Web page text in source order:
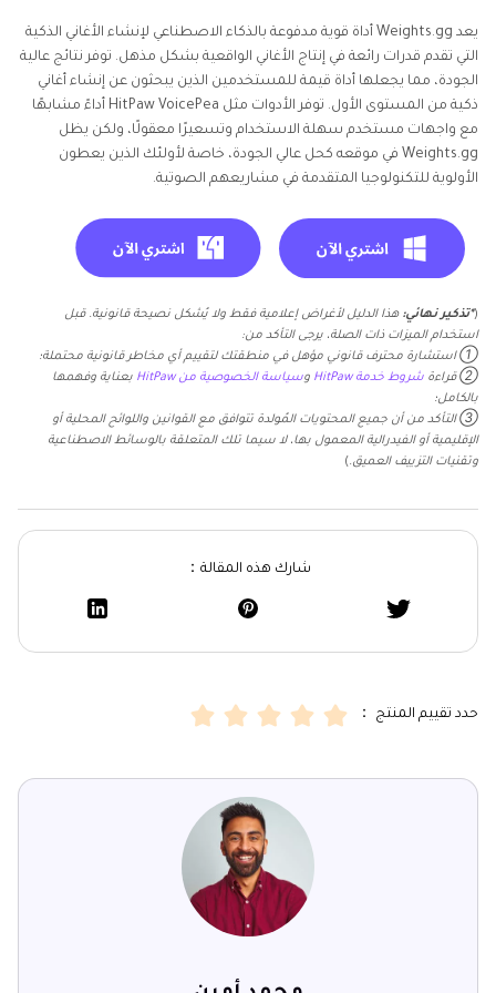
يعد Weights.gg أداة قوية مدفوعة بالذكاء الاصطناعي لإنشاء الأغاني الذكية
التي تقدم قدرات رائعة في إنتاج الأغاني الواقعية بشكل مذهل. توفر نتائج عالية
الجودة، مما يجعلها أداة قيمة للمستخدمين الذين يبحثون عن إنشاء أغاني
ذكية من المستوى الأول. توفر الأدوات مثل HitPaw VoicePea أداءً مشابهًا
مع واجهات مستخدم سهلة الاستخدام وتسعيرًا معقولًا، ولكن يظل
Weights.gg في موقعه كحل عالي الجودة، خاصة لأولئك الذين يعطون
الأولوية للتكنولوجيا المتقدمة في مشاريعهم الصوتية.
(*تذكير نهائي: هذا الدليل لأغراض إعلامية فقط ولا يُشكل نصيحة قانونية. قبل
استخدام الميزات ذات الصلة، يرجى التأكد من:
① استشارة محترف قانوني مؤهل في منطقتك لتقييم أي مخاطر قانونية محتملة؛
② قراءة شروط خدمة HitPaw وسياسة الخصوصية من HitPaw
بعناية وفهمها
بالكامل؛
③ التأكد من أن جميع المحتويات المُولدة تتوافق مع القوانين واللوائح المحلية أو
الإقليمية أو الفيدرالية المعمول بها، لا سيما تلك المتعلقة بالوسائط الاصطناعية
وتقنيات التزييف العميق.)
شارك هذه المقالة：
حدد تقييم المنتج ：